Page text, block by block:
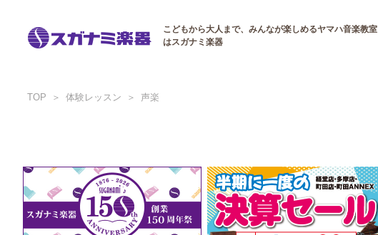
こどもから大人まで、みんなが楽しめるヤマハ音楽教室
はスガナミ楽器
TOP 体験レッスン 声楽